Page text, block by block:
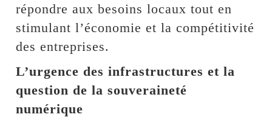
répondre aux besoins locaux tout en
stimulant l’économie et la compétitivité
des entreprises.
L’urgence des infrastructures et la
question de la souveraineté
numérique